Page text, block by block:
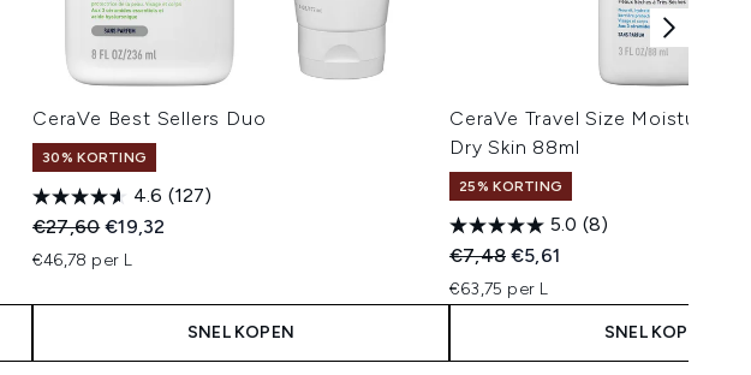
CeraVe Best Sellers Duo
30% KORTING
4.6 (127)
Recommended Retail Price:
€27,60Huidige prijs:
€19,32
€46,78 per L
SNEL KOPEN
CeraVe Travel Size
Dry Skin 88ml
25% KORTING
5.0 (8)
Recommended Retail Price:
€7,48 Huidige prijs:
€5,61
€63,75 per L
SNEL KOPEN